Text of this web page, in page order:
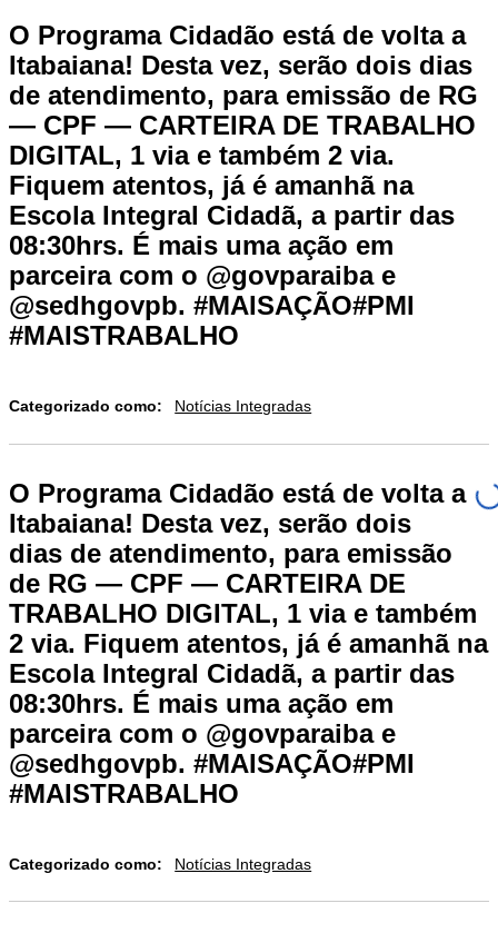
O Programa Cidadão está de volta a
Itabaiana! Desta vez, serão dois dias
de atendimento, para emissão de RG
— CPF — CARTEIRA DE TRABALHO
DIGITAL, 1 via e também 2 via.
Fiquem atentos, já é amanhã na
Escola Integral Cidadã, a partir das
08:30hrs. É mais uma ação em
parceira com o @govparaiba e
@sedhgovpb. #MAISAÇÃO#PMI
#MAISTRABALHO
Categorizado como: Notícias Integradas
O Programa Cidadão está de volta a
Itabaiana! Desta vez, serão dois
dias de atendimento, para emissão
de RG — CPF — CARTEIRA DE
TRABALHO DIGITAL, 1 via e também
2 via. Fiquem atentos, já é amanhã na
Escola Integral Cidadã, a partir das
08:30hrs. É mais uma ação em
parceira com o @govparaiba e
@sedhgovpb. #MAISAÇÃO#PMI
#MAISTRABALHO
Categorizado como: Notícias Integradas